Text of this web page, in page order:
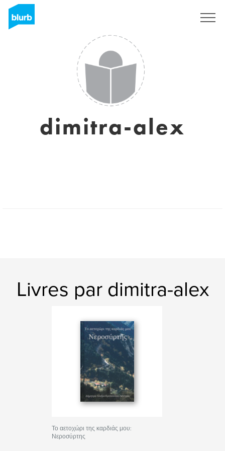
dimitra-alex
Livres par dimitra-alex
Το αετοχώρι της καρδιάς μου:
Νεροσύρτης